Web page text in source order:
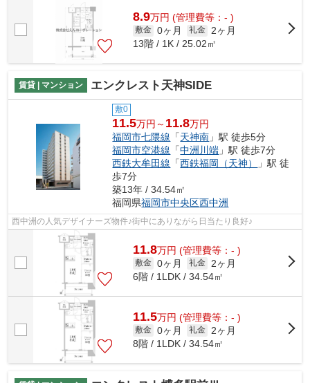
8.9万円 (管理費等：- )
敷金 0ヶ月 礼金
2ヶ月
13階 / 1K / 25.02㎡
賃貸 | マンション エンクレスト天神SIDE
敷0
11.5万円～ 11.8万円
福岡市七隈線 「天神南 」駅 徒歩5分
福岡市空港線 「中洲川端 」駅 徒歩7分
西鉄大牟田線 「西鉄福岡（天神）
」駅 徒
歩7分
築13年 / 34.54㎡
福岡県福岡市中央区西中洲
西中洲の人気デザイナーズ物件♪街中にありながら日当たり良好♪
11.8万円 (管理費等：- )
敷金 0ヶ月 礼金
2ヶ月
6階 / 1LDK / 34.54㎡
11.5万円 (管理費等：- )
敷金 0ヶ月 礼金
2ヶ月
8階 / 1LDK / 34.54㎡